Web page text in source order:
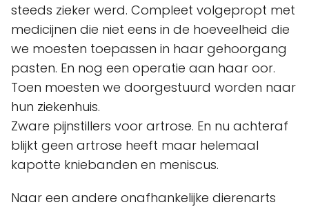
steeds zieker werd. Compleet volgepropt met
medicijnen die niet eens in de hoeveelheid die
we moesten toepassen in haar gehoorgang
pasten. En nog een operatie aan haar oor.
Toen moesten we doorgestuurd worden naar
hun ziekenhuis.
Zware pijnstillers voor artrose. En nu achteraf
blijkt geen artrose heeft maar helemaal
kapotte kniebanden en meniscus.
Naar een andere onafhankelijke dierenarts